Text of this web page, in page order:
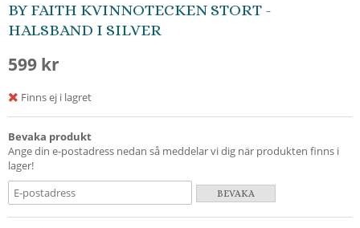
BY FAITH KVINNOTECKEN STORT -
HALSBAND I SILVER
599 kr
Finns ej i lagret
Bevaka produkt
Ange din e-postadress nedan så meddelar vi dig när produkten finns i
lager!
BEVAKA